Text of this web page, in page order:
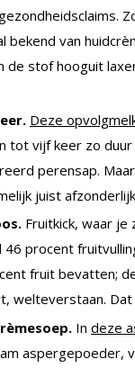
bekend van
de stof hooguit
Deze
tot vijf keer zo
perensap.
juist
Fruitkick, waar
procent
fruit bevatten;
welteverstaan.
In deze
aspergepoeder,